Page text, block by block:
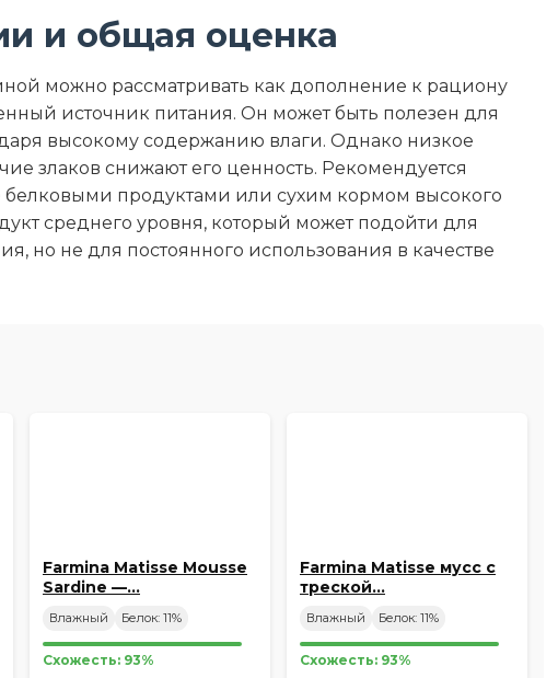
и общая оценка
можно рассматривать как дополнение к рациону
источник питания. Он может быть полезен для
высокому содержанию влаги. Однако низкое
злаков снижают его ценность. Рекомендуется
белковыми продуктами или сухим кормом высокого
среднего уровня, который может подойти для
но не для постоянного использования в качестве
Farmina Matisse Mousse
Sardine —…
Влажный Белок: 11%
Схожесть: 93%
Farmina Matisse мусс с
треской…
Влажный Белок: 11%
Схожесть: 93%